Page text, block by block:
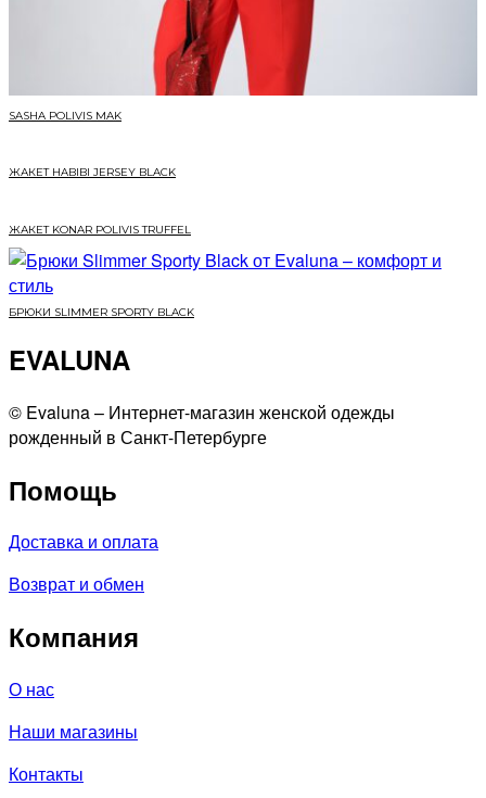
SASHA POLIVIS MAK
ЖАКЕТ HABIBI JERSEY BLACK
ЖАКЕТ KONAR POLIVIS TRUFFEL
БРЮКИ SLIMMER SPORTY BLACK
EVALUNA
©️ Evaluna – Интернет-магазин женской одежды
рожденный в Санкт-Петербурге
Помощь
Доставка и оплата
Возврат и обмен
Компания
О нас
Наши магазины
Контакты